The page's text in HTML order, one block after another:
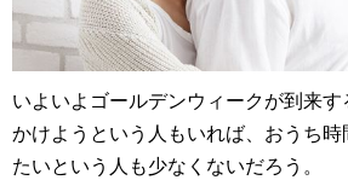
いよいよゴールデンウィークが到来
かけようという人もいれば、おうち
たいという人も少なくないだろう。